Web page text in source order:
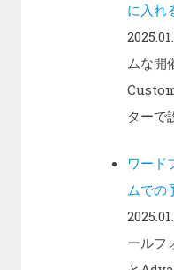
に入れ
ムな開
ターで
ワード
ムでの
ールフ